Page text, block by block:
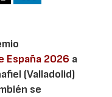
España 2026 a
(Valladolid)
se